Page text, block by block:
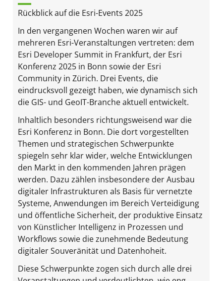
Rückblick auf die Esri-Events 2025
In den vergangenen Wochen waren wir auf
mehreren Esri-Veranstaltungen vertreten: dem
Esri Developer Summit in Frankfurt, der Esri
Konferenz 2025 in Bonn sowie der Esri
Community in Zürich. Drei Events, die
eindrucksvoll gezeigt haben, wie dynamisch sich
die GIS- und GeoIT-Branche aktuell entwickelt.
Inhaltlich besonders richtungsweisend war die
Esri Konferenz in Bonn. Die dort vorgestellten
Themen und strategischen Schwerpunkte
spiegeln sehr klar wider, welche Entwicklungen
den Markt in den kommenden Jahren prägen
werden. Dazu zählen insbesondere der Ausbau
digitaler Infrastrukturen als Basis für vernetzte
Systeme, Anwendungen im Bereich Verteidigung
und öffentliche Sicherheit, der produktive Einsatz
von Künstlicher Intelligenz in Prozessen und
Workflows sowie die zunehmende Bedeutung
digitaler Souveränität und Datenhoheit.
Diese Schwerpunkte zogen sich durch alle drei